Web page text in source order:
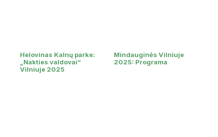
Helovinas Kalnų parke:
„Nakties valdovai“
Vilniuje 2025
Mindauginės Vilniuje
2025: Programa